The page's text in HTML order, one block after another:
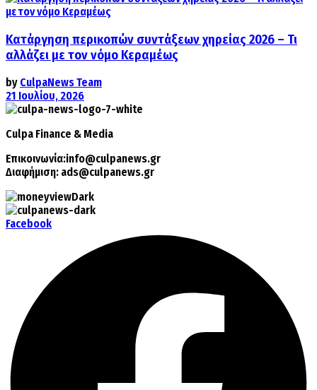
Κατάργηση περικοπών συντάξεων χηρείας 2026 – Τι
αλλάζει με τον νόμο Κεραμέως
by CulpaNews Team
21 Ιουλίου, 2026
Culpa Finance & Media
Επικοινωνία:info@culpanews.gr
Διαφήμιση: ads@culpanews.gr
Facebook